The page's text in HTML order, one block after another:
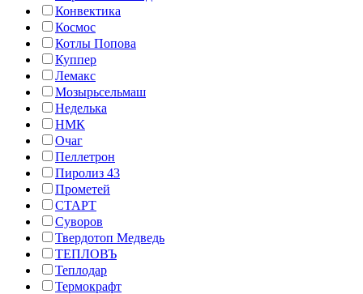
Конвектика
Космос
Котлы Попова
Куппер
Лемакс
Мозырьсельмаш
Неделька
НМК
Очаг
Пеллетрон
Пиролиз 43
Прометей
СТАРТ
Суворов
Твердотоп Медведь
ТЕПЛОВЪ
Теплодар
Термокрафт